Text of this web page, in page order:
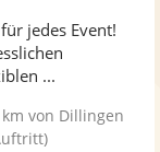
Fotos
5
jedes Event!
...
km von Dillingen